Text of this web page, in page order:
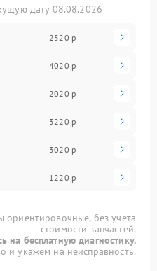
дату 08.08.2026
2520 р
4020 р
2020 р
3220 р
3020 р
1220 р
ориентировочные, без учета
стоимости запчастей.
на бесплатную диагностику.
и укажем на неисправность.